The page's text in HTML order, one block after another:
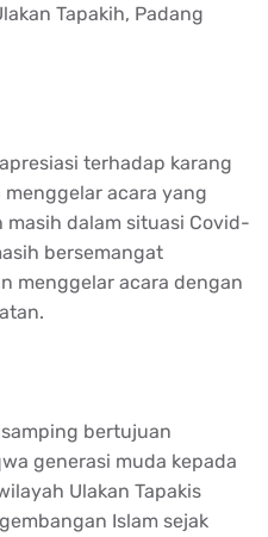
Tapakih, Padang
terhadap karang
acara yang
masih dalam situasi Covid-
bersemangat
menggelar acara dengan
bertujuan
generasi muda kepada
Ulakan Tapakis
Islam sejak